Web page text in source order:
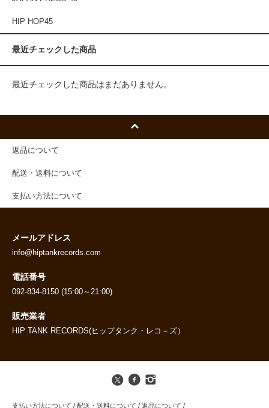
HIP HOP45
最近チェックした商品
最近チェックした商品はまだありません。
返品について
配送・送料について
支払い方法について
メールアドレス
info@hiptankrecords.com
電話番号
092-834-8150 (15:00～21:00)
販売業者
HIP TANK RECORDS(ヒップタンク・レコ－ズ）
支払い方法について / 配送・送料について / 返品について /